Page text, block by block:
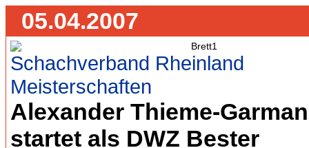
05.04.2007
Schachverband Rheinland
Meisterschaften
Alexander Thieme-
startet als DWZ Bester